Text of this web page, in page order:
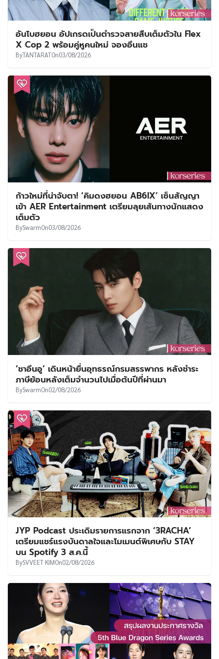
อันโบฮยอน อัปเกรดเป็นตำรวจสายสืบเต็มตัวใน Flex
X Cop 2 พร้อมคู่หูคนใหม่ จองอึนแช
ByTANTARATOn03/08/2026
ก้าวใหม่ที่น่าจับตา! ‘คิมดงฮยอน AB6IX’ เซ็นสัญญา
เข้า AER Entertainment เตรียมลุยเส้นทางนักแสดง
เต็มตัว
BySwarmOn03/08/2026
‘ชาอึนอู’ เดินหน้ายื่นอุทธรณ์กรมสรรพากร หลังชำระ
ภาษีย้อนหลังเต็มจำนวนไปเมื่อต้นปีที่ผ่านมา
BySwarmOn02/08/2026
JYP Podcast ประเดิมรายการแรกจาก ‘3RACHA’
เตรียมแชร์แรงบันดาลใจและโมเมนต์พิเศษกับ STAY
บน Spotify 3 ส.ค.นี้
BySVVEET KIMOn02/08/2026